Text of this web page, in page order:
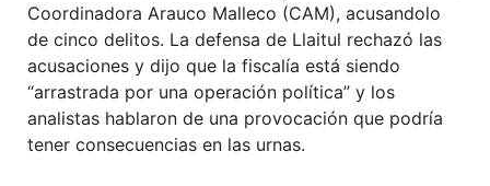
Coordinadora Arauco Malleco (CAM), acusandolo
de cinco delitos. La defensa de Llaitul rechazó las
acusaciones y dijo que la fiscalía está siendo
“arrastrada por una operación política” y los
analistas hablaron de una provocación que podría
tener consecuencias en las urnas.